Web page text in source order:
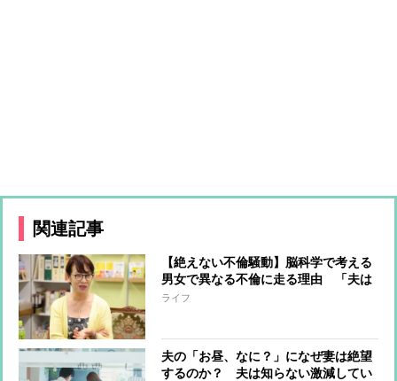
関連記事
【絶えない不倫騒動】脳科学で考える
男女で異なる不倫に走る理由 「夫は
ただの浮気、妻は本気」は本当だっ
ライフ
夫の「お昼、なに？」になぜ妻は絶望
するのか？ 夫は知らない激減してい